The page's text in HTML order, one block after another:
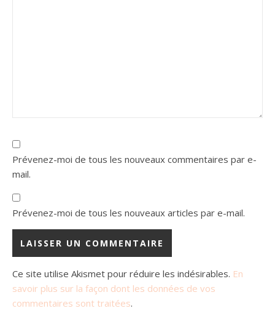
Prévenez-moi de tous les nouveaux commentaires par e-
mail.
Prévenez-moi de tous les nouveaux articles par e-mail.
Ce site utilise Akismet pour réduire les indésirables. En
savoir plus sur la façon dont les données de vos
commentaires sont traitées.